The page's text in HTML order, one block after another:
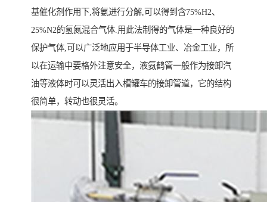
基催化剂作用下,将氨进行分解,可以得到含75%H2、
25%N2的氢氮混合气体.用此法制得的气体是一种良好的
保护气体,可以广泛地应用于半导体工业、冶金工业，所
以在运输中要格外注意安全，液氨鹤管一般作为接卸汽
油等液体时可以灵活出入槽罐车的接卸管道，它的结构
很简单，转动也很灵活。